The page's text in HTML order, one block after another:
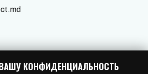
КОНФИДЕНЦИАЛЬНОСТЬ